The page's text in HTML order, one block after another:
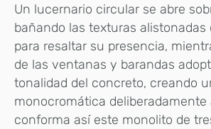
Un lucernario circular se abre
bañando las texturas alistonadas
para resaltar su presencia,
de las ventanas y barandas
tonalidad del concreto, creando
monocromática deliberadamente
conforma así este monolito de